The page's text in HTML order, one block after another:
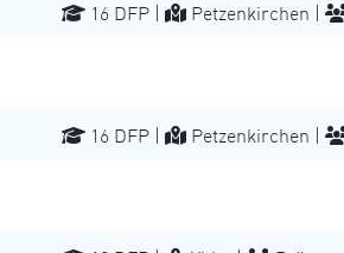
16 DFP | Petzenkirchen |
16 DFP | Petzenkirchen |